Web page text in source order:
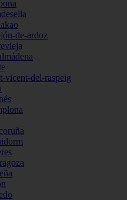
de-ardoz
vicent-del-raspeig